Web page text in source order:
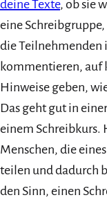
deine Texte, ob sie
eine
die Teilnehmenden
kommentieren, auf
Hinweise geben,
Das geht gut in
einem Schreibkurs.
Menschen, die
teilen und dadurch
den Sinn, einen